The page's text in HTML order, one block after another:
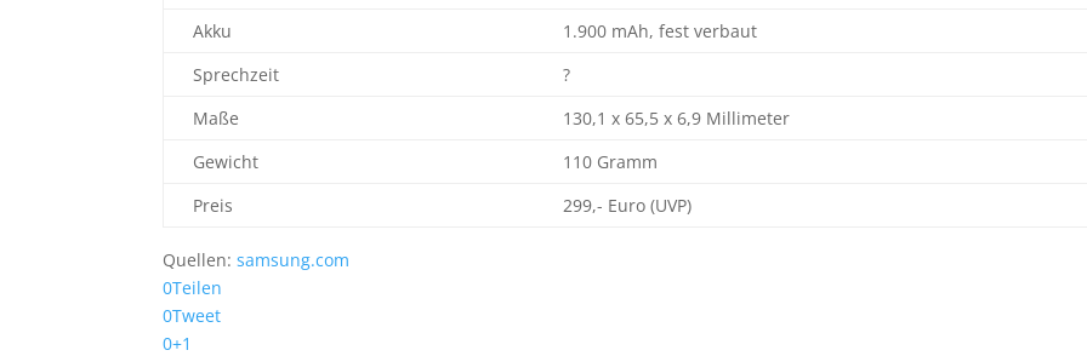
Akku
1.900 mAh, fest verbaut
Sprechzeit
?
Maße
130,1 x 65,5 x 6,9 Millimeter
Gewicht
110 Gramm
Preis
299,- Euro (UVP)
Quellen:samsung.com
0Teilen
0Tweet
0+1